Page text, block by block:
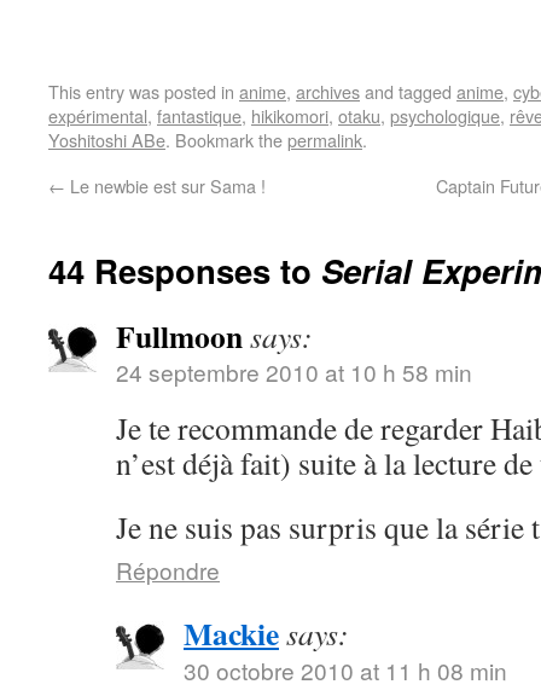
This entry was posted in anime, archivesand tagged anime,
expérimental, fantastique, hikikomori, otaku, psychologique,
Yoshitoshi ABe. Bookmark thepermalink.
← Le newbie est sur Sama ! Captain
44 Responses to Serial
Fullmoonsays:
24 septembre 2010 at 10 h 58 min
Je te recommande de regarder
n’est déjà fait) suite à la lecture
Je ne suis pas surpris que la série
Répondre
Mackiesays:
30 octobre 2010 at 11 h 08 min